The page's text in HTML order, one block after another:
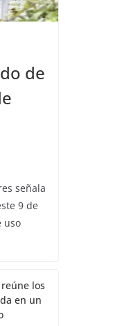
de
señala
9 de
uso
reúne los
en un